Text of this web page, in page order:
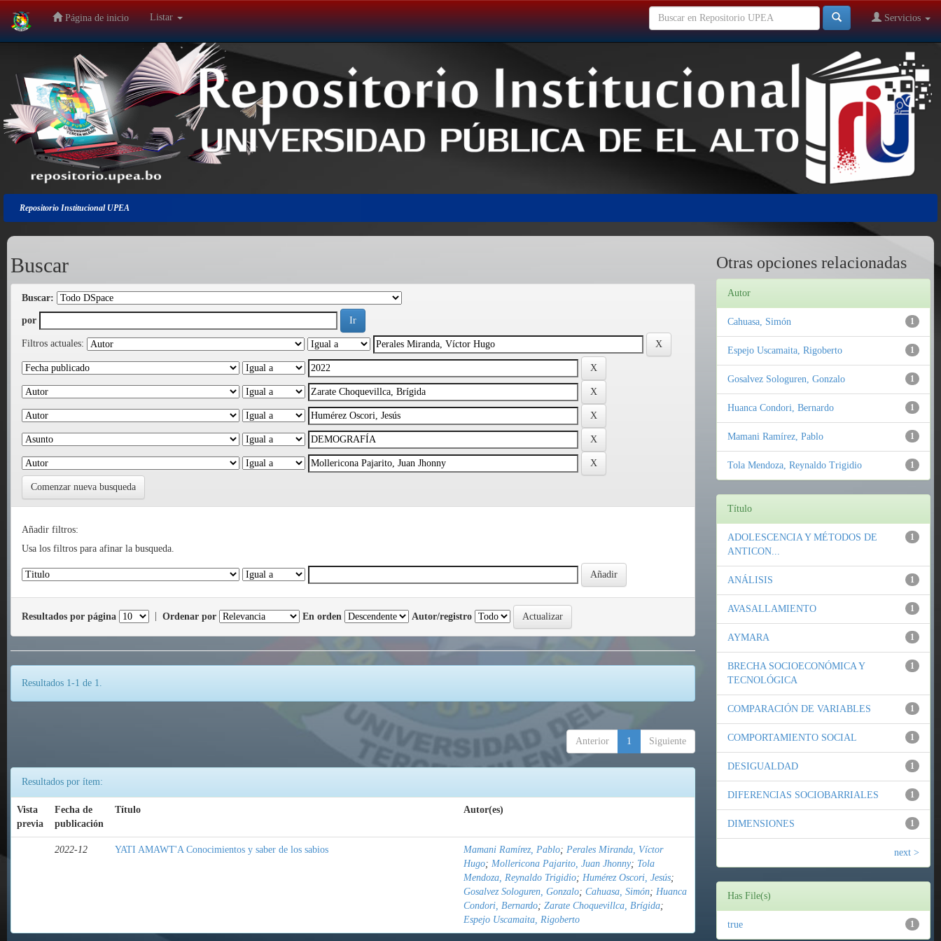
Salir
navegación
Página de inicio Listar Servicios
Repositorio Institucional UPEA
Buscar
Buscar:
por
Filtros actuales:
Comenzar nueva busqueda
Añadir filtros:
Usa los filtros para afinar la busqueda.
Resultados por página Ordenar por En orden Autor/registro
Resultados 1-1 de 1.
Anterior 1 Siguiente
Resultados por ítem:
Vista
previa
Fecha de
publicación
Título Autor(es)
2022-12 YATI AMAWT'A Conocimientos y saber de los sabios Mamani Ramírez, Pablo; Perales Miranda, Víctor
Hugo; Mollericona Pajarito, Juan Jhonny; Tola
Mendoza, Reynaldo Trigidio; Humérez Oscori, Jesús;
Gosalvez Sologuren, Gonzalo; Cahuasa, Simón; Huanca
Condori, Bernardo; Zarate Choquevillca, Brígida;
Espejo Uscamaita, Rigoberto
Otras opciones relacionadas
Autor
1
Cahuasa, Simón
1
Espejo Uscamaita, Rigoberto
1
Gosalvez Sologuren, Gonzalo
1
Huanca Condori, Bernardo
1
Mamani Ramírez, Pablo
1
Tola Mendoza, Reynaldo Trigidio
Título
1
ADOLESCENCIA Y MÉTODOS DE
ANTICON...
1
ANÁLISIS
1
AVASALLAMIENTO
1
AYMARA
1
BRECHA SOCIOECONÓMICA Y
TECNOLÓGICA
1
COMPARACIÓN DE VARIABLES
1
COMPORTAMIENTO SOCIAL
1
DESIGUALDAD
1
DIFERENCIAS SOCIOBARRIALES
1
DIMENSIONES
next >
Has File(s)
1
true